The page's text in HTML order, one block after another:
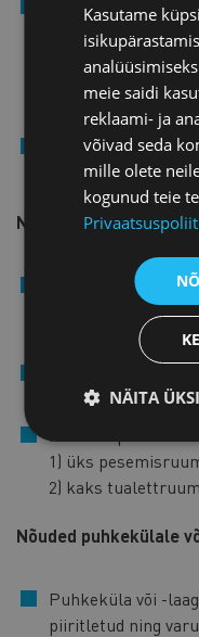
Külalistemaja
ühiskasutuses.
tualettruumi
1) üks
2) kaks
Toitlustamise
kehtib hotellide
Nõuded hostelile
Majutusruumides
valmistamise
einetamiseks
olemasolu või
1) üks
2) kaks
Nõuded puhkekülale
Puhkeküla või -
piiritletud ning
Kasutame
meie saidi
reklaami- ja
võivad seda
mille olete
kogunud teie
NÄITA